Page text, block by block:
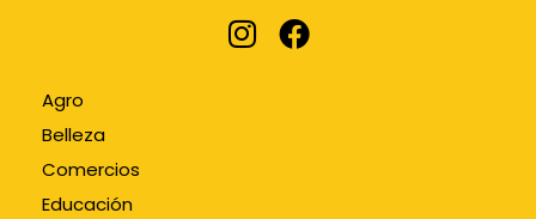
Agro
Belleza
Comercios
Educación